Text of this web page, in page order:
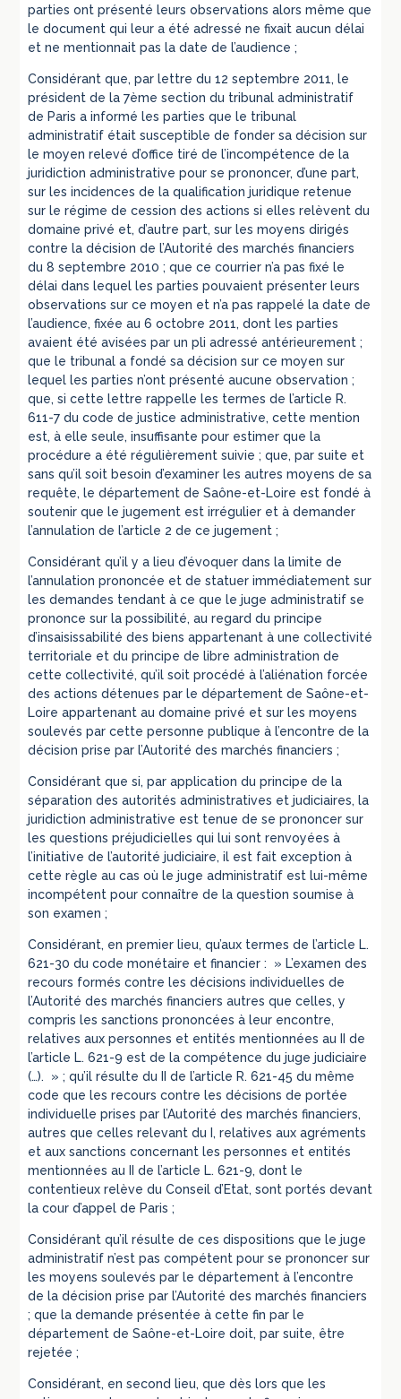
parties ont présenté leurs observations alors même que
le document qui leur a été adressé ne fixait aucun délai
et ne mentionnait pas la date de l’audience ;
Considérant que, par lettre du 12 septembre 2011, le
président de la 7ème section du tribunal administratif
de Paris a informé les parties que le tribunal
administratif était susceptible de fonder sa décision sur
le moyen relevé d’office tiré de l’incompétence de la
juridiction administrative pour se prononcer, d’une part,
sur les incidences de la qualification juridique retenue
sur le régime de cession des actions si elles relèvent du
domaine privé et, d’autre part, sur les moyens dirigés
contre la décision de l’Autorité des marchés financiers
du 8 septembre 2010 ; que ce courrier n’a pas fixé le
délai dans lequel les parties pouvaient présenter leurs
observations sur ce moyen et n’a pas rappelé la date de
l’audience, fixée au 6 octobre 2011, dont les parties
avaient été avisées par un pli adressé antérieurement ;
que le tribunal a fondé sa décision sur ce moyen sur
lequel les parties n’ont présenté aucune observation ;
que, si cette lettre rappelle les termes de l’article R.
611-7 du code de justice administrative, cette mention
est, à elle seule, insuffisante pour estimer que la
procédure a été régulièrement suivie ; que, par suite et
sans qu’il soit besoin d’examiner les autres moyens de sa
requête, le département de Saône-et-Loire est fondé à
soutenir que le jugement est irrégulier et à demander
l’annulation de l’article 2 de ce jugement ;
Considérant qu’il y a lieu d’évoquer dans la limite de
l’annulation prononcée et de statuer immédiatement sur
les demandes tendant à ce que le juge administratif se
prononce sur la possibilité, au regard du principe
d’insaisissabilité des biens appartenant à une collectivité
territoriale et du principe de libre administration de
cette collectivité, qu’il soit procédé à l’aliénation forcée
des actions détenues par le département de Saône-et-
Loire appartenant au domaine privé et sur les moyens
soulevés par cette personne publique à l’encontre de la
décision prise par l’Autorité des marchés financiers ;
Considérant que si, par application du principe de la
séparation des autorités administratives et judiciaires, la
juridiction administrative est tenue de se prononcer sur
les questions préjudicielles qui lui sont renvoyées à
l’initiative de l’autorité judiciaire, il est fait exception à
cette règle au cas où le juge administratif est lui-même
incompétent pour connaître de la question soumise à
son examen ;
Considérant, en premier lieu, qu’aux termes de l’article L.
621-30 du code monétaire et financier : » L’examen des
recours formés contre les décisions individuelles de
l’Autorité des marchés financiers autres que celles, y
compris les sanctions prononcées à leur encontre,
relatives aux personnes et entités mentionnées au II de
l’article L. 621-9 est de la compétence du juge judiciaire
(…). » ; qu’il résulte du II de l’article R. 621-45 du même
code que les recours contre les décisions de portée
individuelle prises par l’Autorité des marchés financiers,
autres que celles relevant du I, relatives aux agréments
et aux sanctions concernant les personnes et entités
mentionnées au II de l’article L. 621-9, dont le
contentieux relève du Conseil d’Etat, sont portés devant
la cour d’appel de Paris ;
Considérant qu’il résulte de ces dispositions que le juge
administratif n’est pas compétent pour se prononcer sur
les moyens soulevés par le département à l’encontre
de la décision prise par l’Autorité des marchés financiers
; que la demande présentée à cette fin par le
département de Saône-et-Loire doit, par suite, être
rejetée ;
Considérant, en second lieu, que dès lors que les